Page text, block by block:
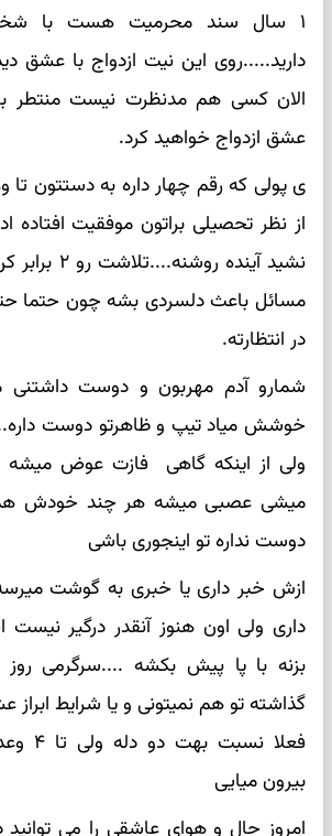
۱ سال سند محرمیت هست با
دارید.....روی این نیت ازدواج با عشق
الان کسی هم مدنظرت نیست منتطر
عشق ازدواج خواهید کرد.
ی پولی که رقم چهار داره به دستتون تا
از نظر تحصیلی براتون موفقیت افتاده
نشید آینده
مسائل باعث دلسردی بشه چون حتما
در انتظارته.
شمارو آدم مهربون و دوست داشتنی
خوشش میاد تیپ و ظاهرتو دوست
ولی از اینکه گاهی فازت عوض میشه
میشی عصبی میشه هر چند خودش هم
دوست نداره تو اینجوری باشی
ازش خبر داری یا خبری به گوشت
داری ولی اون هنوز آنقدر درگیر
بزنه با پا پیش بکشه ....سرگرمی روز
گذاشته تو هم نمیتونی و یا شرایط
فعلا
بیرون میایی
امروز حال و هوای عاشقی را می توانید